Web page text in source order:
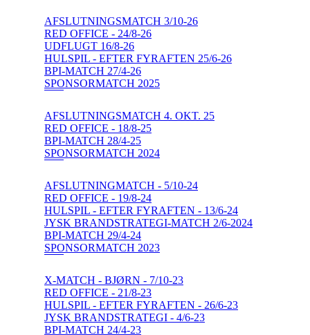
AFSLUTNINGSMATCH 3/10-26
RED OFFICE - 24/8-26
UDFLUGT 16/8-26
HULSPIL - EFTER FYRAFTEN 25/6-26
BPI-MATCH 27/4-26
SPONSORMATCH 2025
AFSLUTNINGSMATCH 4. OKT. 25
RED OFFICE - 18/8-25
BPI-MATCH 28/4-25
SPONSORMATCH 2024
AFSLUTNINGMATCH - 5/10-24
RED OFFICE - 19/8-24
HULSPIL - EFTER FYRAFTEN - 13/6-24
JYSK BRANDSTRATEGI-MATCH 2/6-2024
BPI-MATCH 29/4-24
SPONSORMATCH 2023
X-MATCH - BJØRN - 7/10-23
RED OFFICE - 21/8-23
HULSPIL - EFTER FYRAFTEN - 26/6-23
JYSK BRANDSTRATEGI - 4/6-23
BPI-MATCH 24/4-23